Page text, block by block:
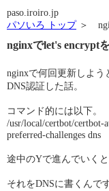
paso.iroiro.jp
パソいろ トップ＞
nginxでlet's encrypt
nginxで何回更新しよう
DNS認証した話。
コマンド的には以下。
/usr/local/certbot/certbot-
preferred-challenges dns
途中のYで進んでいく
それをDNSに書くんで